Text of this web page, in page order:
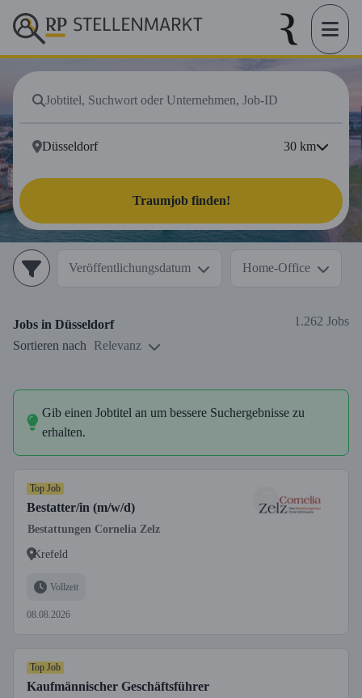
30 km
Traumjob finden!
Veröffentlichungsdatum Home-Office
Jobs in Düsseldorf
1.262 Jobs
Sortieren nach
Relevanz
Gib einen Jobtitel an um bessere Suchergebnisse zu
erhalten.
Top Job
Bestatter/in (m/w/d)
Bestattungen Cornelia Zelz
Krefeld
Vollzeit
08.08.2026
Top Job
Kaufmännischer Geschäftsführer